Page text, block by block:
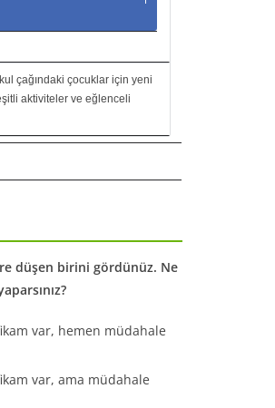
çağındaki çocuklar için yeni
aktiviteler ve eğlenceli
düşen birini gördünüz. Ne
var, hemen müdahale
var, ama müdahale